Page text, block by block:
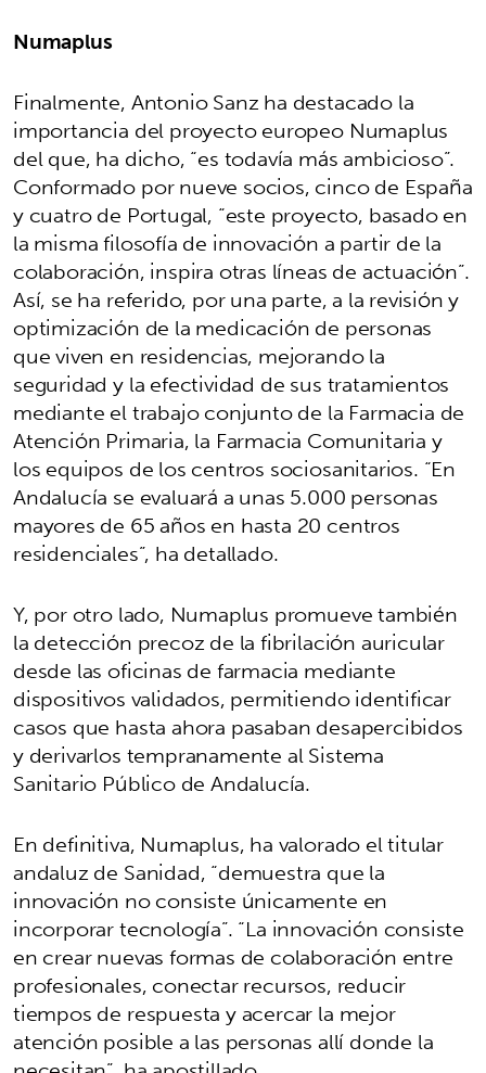
Numaplus
Finalmente, Antonio Sanz ha destacado la
importancia del proyecto europeo Numaplus
del que, ha dicho, “es todavía más ambicioso”.
Conformado por nueve socios, cinco de España
y cuatro de Portugal, “este proyecto, basado en
la misma filosofía de innovación a partir de la
colaboración, inspira otras líneas de actuación”.
Así, se ha referido, por una parte, a la revisión y
optimización de la medicación de personas
que viven en residencias, mejorando la
seguridad y la efectividad de sus tratamientos
mediante el trabajo conjunto de la Farmacia de
Atención Primaria, la Farmacia Comunitaria y
los equipos de los centros sociosanitarios. “En
Andalucía se evaluará a unas 5.000 personas
mayores de 65 años en hasta 20 centros
residenciales”, ha detallado.
Y, por otro lado, Numaplus promueve también
la detección precoz de la fibrilación auricular
desde las oficinas de farmacia mediante
dispositivos validados, permitiendo identificar
casos que hasta ahora pasaban desapercibidos
y derivarlos tempranamente al Sistema
Sanitario Público de Andalucía.
En definitiva, Numaplus, ha valorado el titular
andaluz de Sanidad, “demuestra que la
innovación no consiste únicamente en
incorporar tecnología”. “La innovación consiste
en crear nuevas formas de colaboración entre
profesionales, conectar recursos, reducir
tiempos de respuesta y acercar la mejor
atención posible a las personas allí donde la